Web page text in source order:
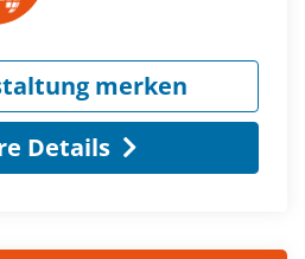
merken
Details